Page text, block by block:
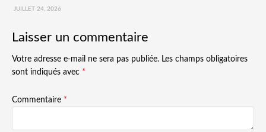
JUILLET 24, 2026
Laisser un commentaire
Votre adresse e-mail ne sera pas publiée. Les champs obligatoires
sont indiqués avec *
Commentaire *